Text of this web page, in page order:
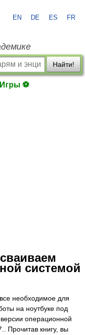
EN DE ES FR
Найти!
Игры ⚽
системой
необходимое для
на ноутбуке под
операционной
Прочитав книгу, вы